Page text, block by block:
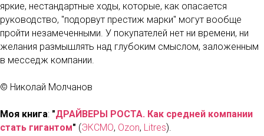
яркие, нестандартные ходы, которые, как опасается
руководство, "подорвут престиж марки" могут вообще
пройти незамеченными. У покупателей нет ни времени, ни
желания размышлять над глубоким смыслом, заложенным
в месседж компании.
© Николай Молчанов
Моя книга: "ДРАЙВЕРЫ РОСТА. Как средней компании
стать гигантом" (ЭКСМО, Ozon, Litres).